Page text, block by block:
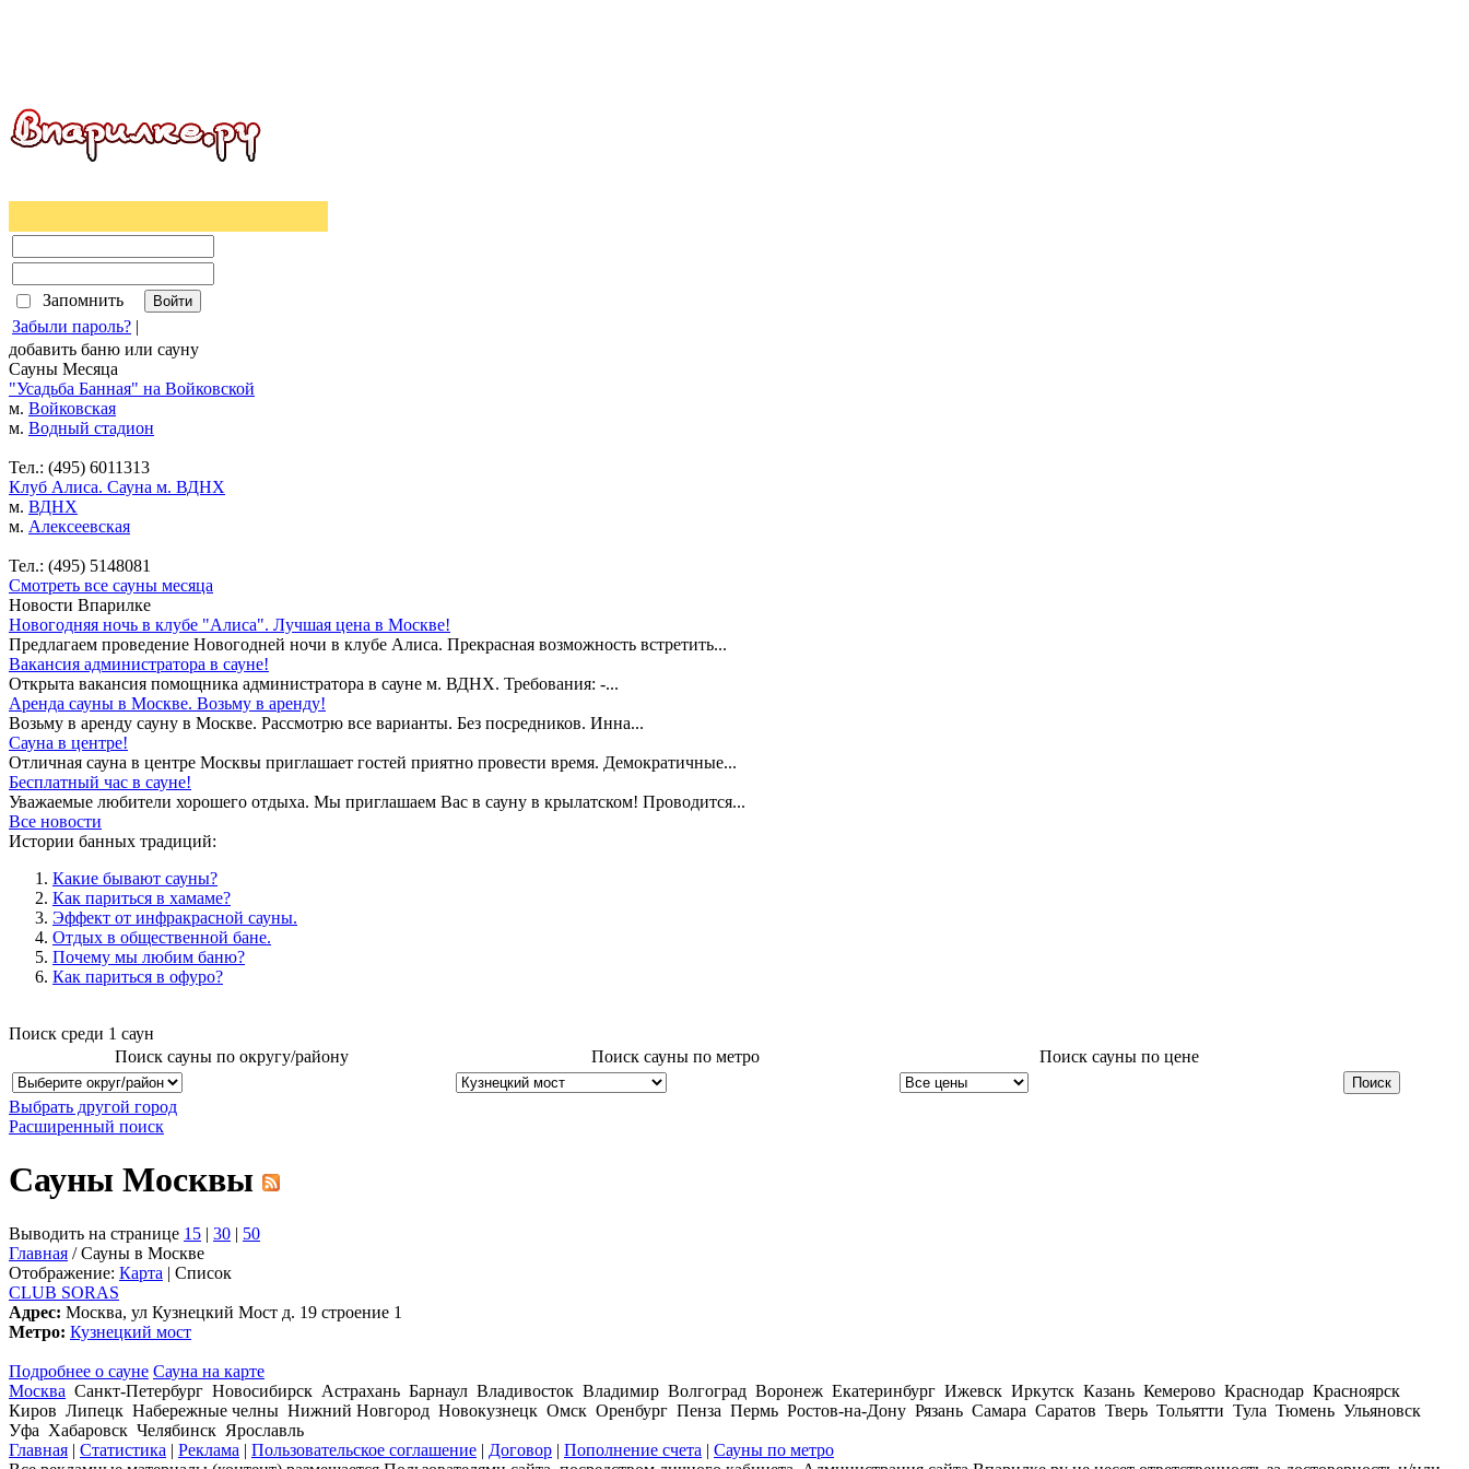
Запомнить
Забыли пароль? |
добавить баню или сауну
Сауны Месяца
"Усадьба Банная" на Войковской
м. Войковская
м. Водный стадион
Тел.: (495) 6011313
Клуб Алиса. Сауна м. ВДНХ
м. ВДНХ
м. Алексеевская
Тел.: (495) 5148081
Смотреть все сауны месяца
Новости Впарилке
Новогодняя ночь в клубе "Алиса". Лучшая цена в Москве!
Предлагаем проведение Новогодней ночи в клубе Алиса. Прекрасная возможность встретить...
Вакансия администратора в сауне!
Открыта вакансия помощника администратора в сауне м. ВДНХ. Требования: -...
Аренда сауны в Москве. Возьму в аренду!
Возьму в аренду сауну в Москве. Рассмотрю все варианты. Без посредников. Инна...
Сауна в центре!
Отличная сауна в центре Москвы приглашает гостей приятно провести время. Демократичные...
Бесплатный час в сауне!
Уважаемые любители хорошего отдыха. Мы приглашаем Вас в сауну в крылатском! Проводится...
Все новости
Истории банных традиций:
Какие бывают сауны?
Как париться в хамаме?
Эффект от инфракрасной сауны.
Отдых в общественной бане.
Почему мы любим баню?
Как париться в офуро?
Поиск среди 1 саун
Поиск сауны по округу/району
Поиск сауны по метро Поиск сауны по цене
Выбрать другой город
Расширенный поиск
Сауны Москвы
Выводить на странице 15 | 30 | 50
Главная / Сауны в Москве
Отображение: Карта | Список
CLUB SORAS
Адрес: Москва, ул Кузнецкий Мост д. 19 строение 1
Метро: Кузнецкий мост
Подробнее о сауне Сауна на карте
Москва Санкт-Петербург Новосибирск Астрахань Барнаул Владивосток Владимир Волгоград Воронеж Екатеринбург Ижевск Иркутск Казань Кемерово Краснодар Красноярск
Киров Липецк Набережные челны Нижний Новгород Новокузнецк Омск Оренбург Пенза Пермь Ростов-на-Дону Рязань Самара Саратов Тверь Тольятти Тула Тюмень Ульяновск
Уфа Хабаровск Челябинск Ярославль
Главная | Статистика | Реклама | Пользовательское соглашение | Договор | Пополнение счета | Сауны по метро